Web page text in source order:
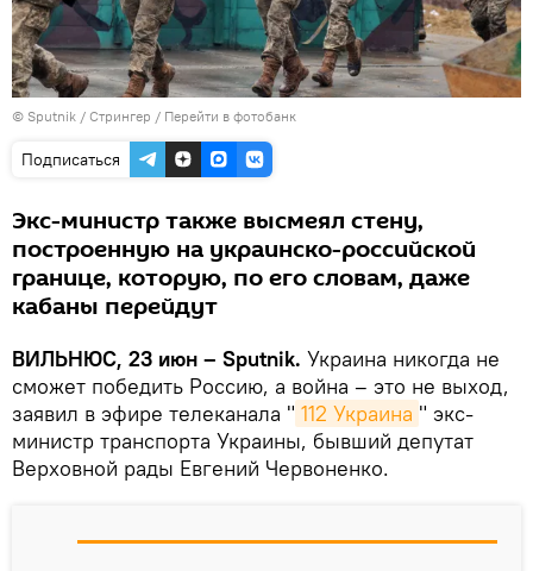
© Sputnik / Стрингер / Перейти в фотобанк
Подписаться
Экс-министр также высмеял стену,
построенную на украинско-российской
границе, которую, по его словам, даже
кабаны перейдут
ВИЛЬНЮС, 23 июн – Sputnik. Украина никогда не
сможет победить Россию, а война – это не выход,
заявил в эфире телеканала " 112 Украина " экс-
министр транспорта Украины, бывший депутат
Верховной рады Евгений Червоненко.